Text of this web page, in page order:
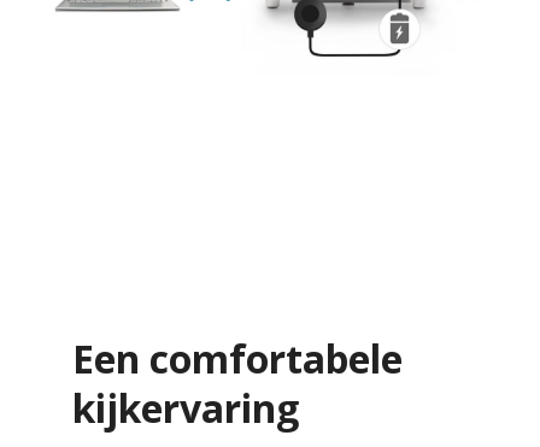
Een comfortabele
kijkervaring